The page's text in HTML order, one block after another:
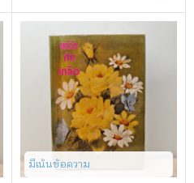
มีเน้นข้อความ